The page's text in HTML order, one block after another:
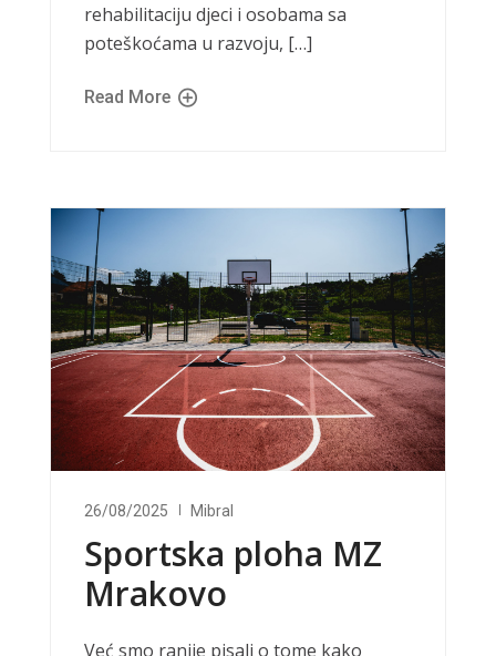
rehabilitaciju djeci i osobama sa
poteškoćama u razvoju, […]
Read More
26/08/2025 Mibral
Sportska ploha MZ
Mrakovo
Već smo ranije pisali o tome kako